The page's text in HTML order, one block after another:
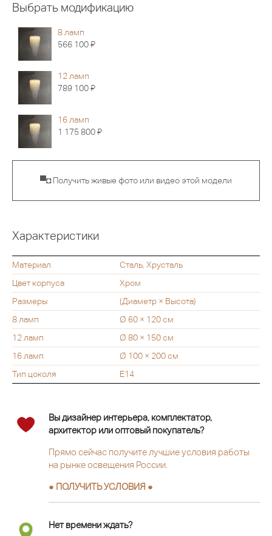
Выбрать модификацию
8 ламп
566 100Я
12 ламп
789 100Я
16 ламп
1 175 800Я
▀◘ Получить живые фото или видео этой модели
Характеристики
Материал
Сталь, Хрусталь
Цвет корпуса
Хром
Размеры
(Диаметр × Высота)
8 ламп
Ø 60 × 120 см
12 ламп
Ø 80 × 150 см
16 ламп
Ø 100 × 200 см
Тип цоколя
Е14
Вы дизайнер интерьера, комплектатор,
архитектор или оптовый покупатель?
Прямо сейчас получите лучшие условия работы
на рынке освещения России.
● ПОЛУЧИТЬ УСЛОВИЯ ●
Нет времени ждать?